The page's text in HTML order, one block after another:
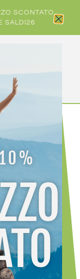
SCONTATO
SALDI26